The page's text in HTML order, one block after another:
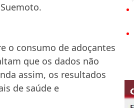
o consumo de adoçantes
que os dados não
assim, os resultados
de saúde e